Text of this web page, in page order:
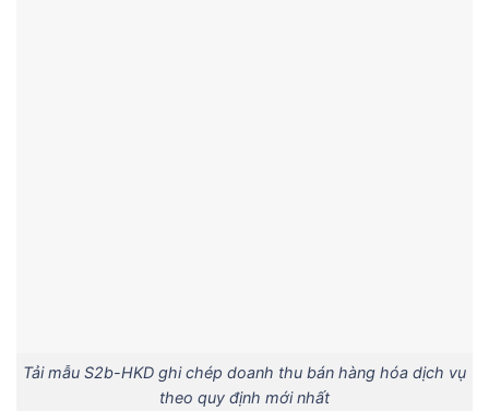
Tải mẫu S2b-HKD ghi chép doanh thu bán hàng hóa dịch vụ
theo quy định mới nhất